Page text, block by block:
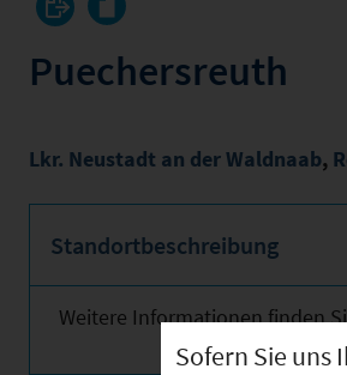
Puechersreuth
Lkr. Neustadt an der Waldnaab,
Standortbeschreibung
Weitere Informationen finden
Sofern Sie uns